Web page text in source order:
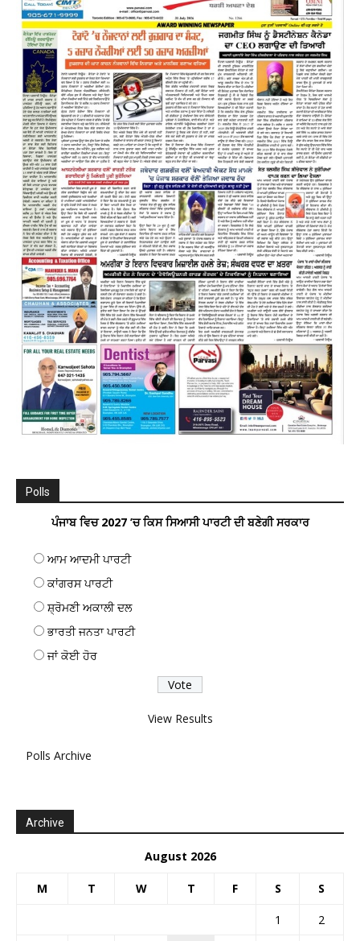
Polls
ਪੰਜਾਬ ਵਿਚ 2027 ’ਚ ਕਿਸ ਸਿਆਸੀ ਪਾਰਟੀ ਦੀ ਬਣੇਗੀ ਸਰਕਾਰ
ਆਮ ਆਦਮੀ ਪਾਰਟੀ
ਕਾਂਗਰਸ ਪਾਰਟੀ
ਸ਼੍ਰੋਮਣੀ ਅਕਾਲੀ ਦਲ
ਭਾਰਤੀ ਜਨਤਾ ਪਾਰਟੀ
ਜਾਂ ਕੋਈ ਹੋਰ
View Results
Polls Archive
Archive
August 2026
M T W T F S S
1
2